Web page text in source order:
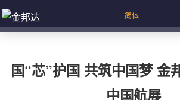
国“芯”护国 共筑中国梦 金
中国航展